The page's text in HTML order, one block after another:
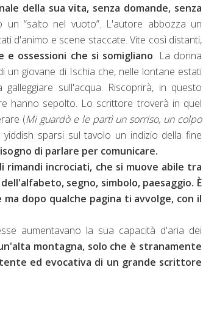
della sua vita, senza domande, senza
“salto nel vuoto”. L'autore abbozza un
d'animo e scene staccate. Vite così distanti,
ossessioni che si somigliano. La donna
un giovane di Ischia che, nelle lontane estati
sull'acqua. Riscoprirà, in questo
hanno sepolto. Lo scrittore troverà in quel
(Mi guardò e le partì un sorriso, un colpo
sparsi sul tavolo un indizio della fine
di parlare per comunicare.
rimandi incrociati, che si muove abile tra
segno, simbolo, paesaggio. È
dopo qualche pagina ti avvolge, con il
aumentavano la sua capacità d'aria dei
montagna, solo che è stranamente
ed evocativa di un grande scrittore